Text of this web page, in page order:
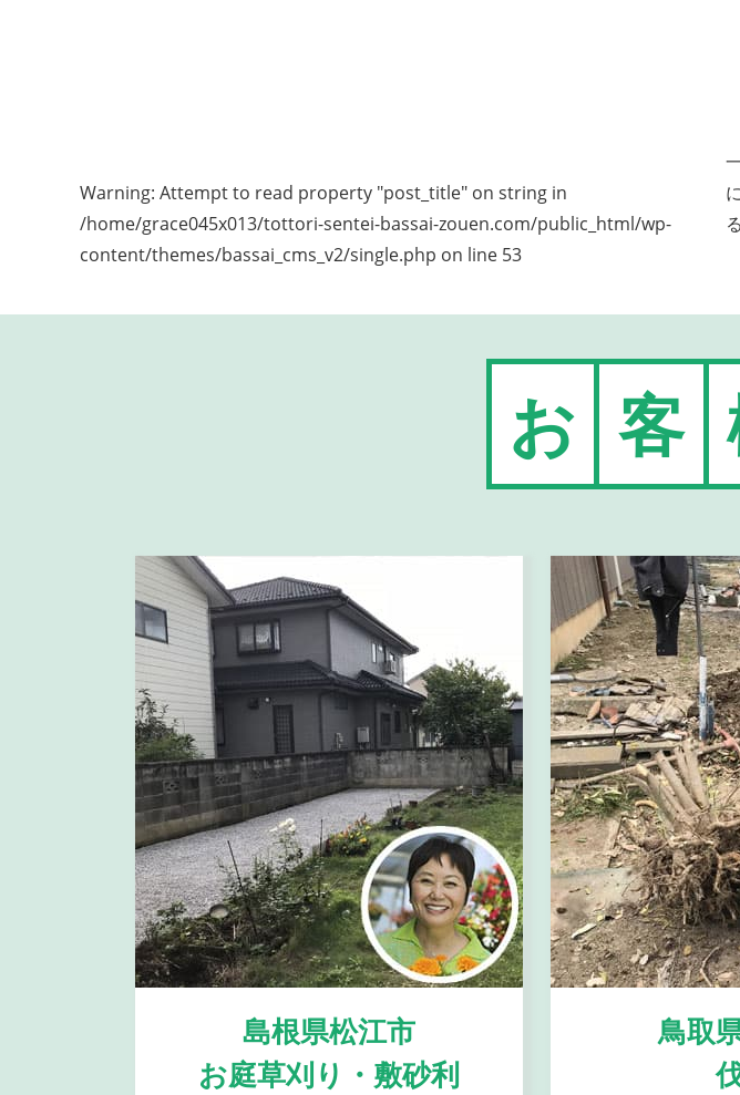
Warning: Attempt to read property "post_title" on string in
/home/grace045x013/tottori-sentei-bassai-zouen.com/public_html/wp-
content/themes/bassai_cms_v2/single.php on line 53
る
お 客
島根県松江市
お庭草刈り・敷砂利
鳥取